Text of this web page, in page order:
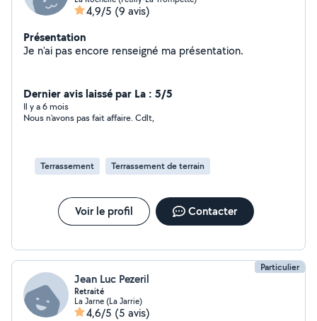
4,9/5 (9 avis)
Présentation
Je n'ai pas encore renseigné ma présentation.
Dernier avis laissé par La : 5/5
Il y a 6 mois
Nous n'avons pas fait affaire. Cdlt,
Terrassement Terrassement de terrain
Voir le profil Contacter
Particulier
Jean Luc Pezeril
Retraité
La Jarne (La Jarrie)
4,6/5 (5 avis)